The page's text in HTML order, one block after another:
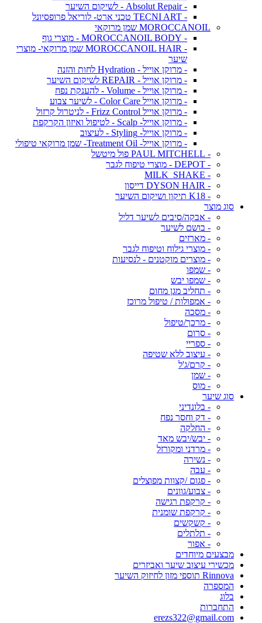
- Absolut Repair - לשיקום השיער
- TECNI ART טכני ארט- לוריאל פרופסיונל
MOROCCANOIL שמן מרוקאי
- MOROCCANOIL BODY - מוצרי גוף
- MOROCCANOIL HAIR שמן מרוקאי- מוצרי
שיער
- מרוקן אוייל - Hydration לחות והזנה
- מרוקן אוייל - REPAIR לשיקום השיער
- מרוקן אוייל - Volume - להענקת נפח
- מרוקן אוייל Color Care - לשיער צבוע
- מרוקן אוייל Frizz Control - לניטרול קרזול
- מרוקן אוייל- Scalp - לטיפול ואיזון הקרקפת
- מרוקן אוייל- Styling - לעיצוב
- מרוקן אוייל- Treatment Oil- שמן מרוקאי טיפולי
- PAUL MITCHELL פול מיטשל
- DEPOT - מוצרי טיפוח לגבר
- MILK_SHAKE
- DYSON HAIR דייסון
- K18 תיקון ושיקום השיער
סוג מוצר
- אבקה/סיבים לשיער דליל
- בושם לשיער
- מארזים
- מוצרי גילוח וטיפוח לגבר
- מוצרים מוקטנים - לנסיעות
- שמפו
- שמפו יבש
- תחליב מגן מחום
- אמפולות / טיפול מרוכז
- מסכה
- מרכך/טיפול
- סרום
- ספריי
- עיצוב ללא שטיפה
- קרם/ג'ל
- שמן
- מוס
סוג שיער
- בלונדיני
- דק וחסר נפח
- החלקה
- יבש/יבש מאד
- מרדני ומקורזל
- נשירה
- עבה
- פגום /קצוות מפוצלים
- צבוע/גוונים
- קרקפת רגישה
- קרקפת שומנית
- קשקשים
- תלתלים
- אפור
מבצעים מיוחדים
מכשירי עיצוב שיער ואביזרים
Rinnova תוספי מזון לחיזוק השיער
המספרה
בלוג
התחברות
erezs322@gmail.com